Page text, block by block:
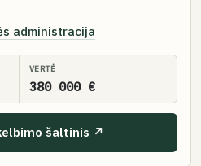
administracija
VERTĖ
380 000 €
šaltinis ↗